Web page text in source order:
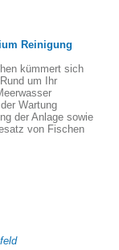
Reinigung
kümmert sich
um Ihr
Wartung
der Anlage sowie
von Fischen